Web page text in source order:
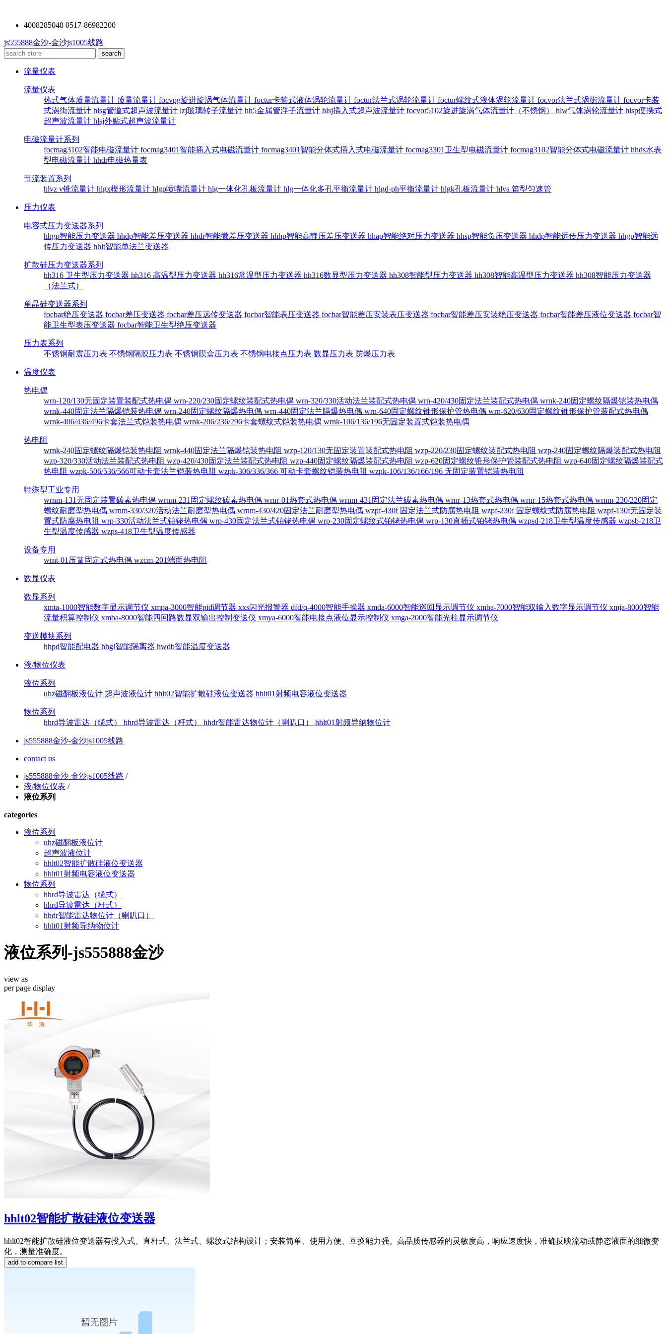
4008285048 0517-86982200
js555888金沙-金沙js1005线路
流量仪表
流量仪表
热式气体质量流量计 质量流量计 focvpg旋进旋涡气体流量计 foctur卡箍式液体涡轮流量计 foctur法兰式涡轮流量计 foctur螺纹式液体涡轮流量计 focvor法兰式涡街流量计 focvor卡装
式涡街流量计 hlsg管道式超声波流量计 lzj玻璃转子流量计 hh5金属管浮子流量计 hlsj插入式超声波流量计 focvor5102旋进旋涡气体流量计（不锈钢） hlw气体涡轮流量计 hlsp便携式
超声波流量计 hlsj外贴式超声波流量计
电磁流量计系列
focmag3102智能电磁流量计 focmag3401智能插入式电磁流量计 focmag3401智能分体式插入式电磁流量计 focmag3301卫生型电磁流量计 focmag3102智能分体式电磁流量计 hhds水表
型电磁流量计 hhdr电磁热量表
节流装置系列
hlvz v锥流量计 hlgx楔形流量计 hlgp喷嘴流量计 hlg一体化孔板流量计 hlg一体化多孔平衡流量计 hlgd-ph平衡流量计 hlgk孔板流量计 hlva 笛型匀速管
压力仪表
电容式压力变送器系列
hhgp智能压力变送器 hhdp智能差压变送器 hhdr智能微差压变送器 hhhp智能高静压差压变送器 hhap智能绝对压力变送器 hhsp智能负压变送器 hhdp智能远传压力变送器 hhgp智能远
传压力变送器 hhlt智能单法兰变送器
扩散硅压力变送器系列
hh316 卫生型压力变送器 hh316 高温型压力变送器 hh316常温型压力变送器 hh316数显型压力变送器 hh308智能型压力变送器 hh308智能高温型压力变送器 hh308智能压力变送器
（法兰式）
单晶硅变送器系列
focbar绝压变送器 focbar差压变送器 focbar差压远传变送器 focbar智能表压变送器 focbar智能差压安装表压变送器 focbar智能差压安装绝压变送器 focbar智能差压液位变送器 focbar智
能卫生型表压变送器 focbar智能卫生型绝压变送器
压力表系列
不锈钢耐震压力表 不锈钢隔膜压力表 不锈钢膜盒压力表 不锈钢电接点压力表 数显压力表 防爆压力表
温度仪表
热电偶
wrn-120/130无固定装置装配式热电偶 wrn-220/230固定螺纹装配式热电偶 wrn-320/330活动法兰装配式热电偶 wrn-420/430固定法兰装配式热电偶 wrnk-240固定螺纹隔爆铠装热电偶
wrnk-440固定法兰隔爆铠装热电偶 wrn-240固定螺纹隔爆热电偶 wrn-440固定法兰隔爆热电偶 wrn-640固定螺纹锥形保护管热电偶 wrn-620/630固定螺纹锥形保护管装配式热电偶
wrnk-406/436/496卡套法兰式铠装热电偶 wrnk-206/236/296卡套螺纹式铠装热电偶 wrnk-106/136/196无固定装置式铠装热电偶
热电阻
wrnk-240固定螺纹隔爆铠装热电阻 wrnk-440固定法兰隔爆铠装热电阻 wzp-120/130无固定装置装配式热电阻 wzp-220/230固定螺纹装配式热电阻 wzp-240固定螺纹隔爆装配式热电阻
wzp-320/330活动法兰装配式热电阻 wzp-420/430固定法兰装配式热电阻 wzp-440固定螺纹隔爆装配式热电阻 wzp-620固定螺纹锥形保护管装配式热电阻 wzp-640固定螺纹隔爆装配式
热电阻 wzpk-506/536/566可动卡套法兰铠装热电阻 wzpk-306/336/366 可动卡套螺纹铠装热电阻 wzpk-106/136/166/196 无固定装置铠装热电阻
特殊型工业专用
wrnm-131无固定装置碳素热电偶 wrnm-231固定螺纹碳素热电偶 wrnr-01热套式热电偶 wrnm-431固定法兰碳素热电偶 wrnr-13热套式热电偶 wrnr-15热套式热电偶 wrnm-230/220固定
螺纹耐磨型热电偶 wrnm-330/320活动法兰耐磨型热电偶 wrnm-430/420固定法兰耐磨型热电偶 wzpf-430f 固定法兰式防腐热电阻 wzpf-230f 固定螺纹式防腐热电阻 wzpf-130f无固定装
置式防腐热电阻 wrp-330活动法兰式铂铑热电偶 wrp-430固定法兰式铂铑热电偶 wrp-230固定螺纹式铂铑热电偶 wrp-130直插式铂铑热电偶 wzpsd-218卫生型温度传感器 wzpsb-218卫
生型温度传感器 wzps-418卫生型温度传感器
设备专用
wrnt-01压簧固定式热电偶 wzcm-201端面热电阻
数显仪表
数显系列
xmta-1000智能数字显示调节仪 xmpa-3000智能pid调节器 xxs闪光报警器 dfd/q-4000智能手操器 xmda-6000智能巡回显示调节仪 xmba-7000智能双输入数字显示调节仪 xmja-8000智能
流量积算控制仪 xmba-8000智能四回路数显双输出控制变送仪 xmya-6000智能电接点液位显示控制仪 xmga-2000智能光柱显示调节仪
变送模块系列
hhpd智能配电器 hhgl智能隔离器 hwdb智能温度变送器
液/物位仪表
液位系列
uhz磁翻板液位计 超声波液位计 hhlt02智能扩散硅液位变送器 hhlt01射频电容液位变送器
物位系列
hhrd导波雷达（缆式） hhrd导波雷达（杆式） hhdr智能雷达物位计（喇叭口） hhlt01射频导纳物位计
js555888金沙-金沙js1005线路
contact us
js555888金沙-金沙js1005线路 /
液/物位仪表 /
液位系列
categories
液位系列
uhz磁翻板液位计
超声波液位计
hhlt02智能扩散硅液位变送器
hhlt01射频电容液位变送器
物位系列
hhrd导波雷达（缆式）
hhrd导波雷达（杆式）
hhdr智能雷达物位计（喇叭口）
hhlt01射频导纳物位计
液位系列-js555888金沙
view as
per page display
hhlt02智能扩散硅液位变送器
hhlt02智能扩散硅液位变送器有投入式、直杆式、法兰式、螺纹式结构设计；安装简单、使用方便、互换能力强。高品质传感器的灵敏度高，响应速度快，准确反映流动或静态液面的细微变
化，测量准确度。